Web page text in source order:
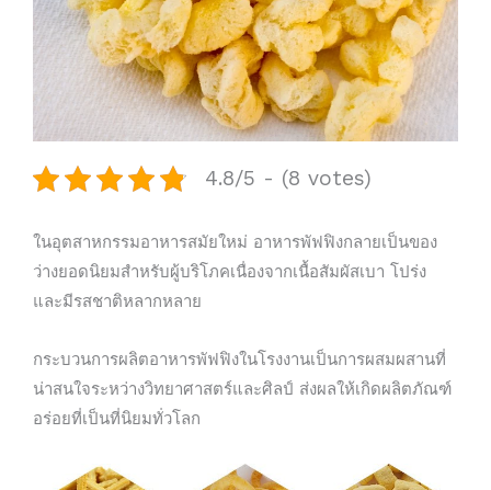
4.8/5 - (8 votes)
ในอุตสาหกรรมอาหารสมัยใหม่ อาหารพัฟฟิงกลายเป็นของ
ว่างยอดนิยมสำหรับผู้บริโภคเนื่องจากเนื้อสัมผัสเบา โปร่ง
และมีรสชาติหลากหลาย
กระบวนการผลิตอาหารพัฟฟิงในโรงงานเป็นการผสมผสานที่
น่าสนใจระหว่างวิทยาศาสตร์และศิลป์ ส่งผลให้เกิดผลิตภัณฑ์
อร่อยที่เป็นที่นิยมทั่วโลก